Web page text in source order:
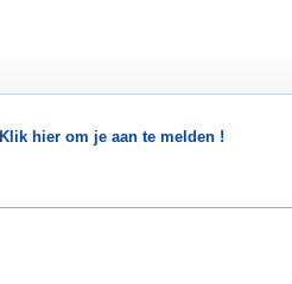
Klik hier om je aan te melden !